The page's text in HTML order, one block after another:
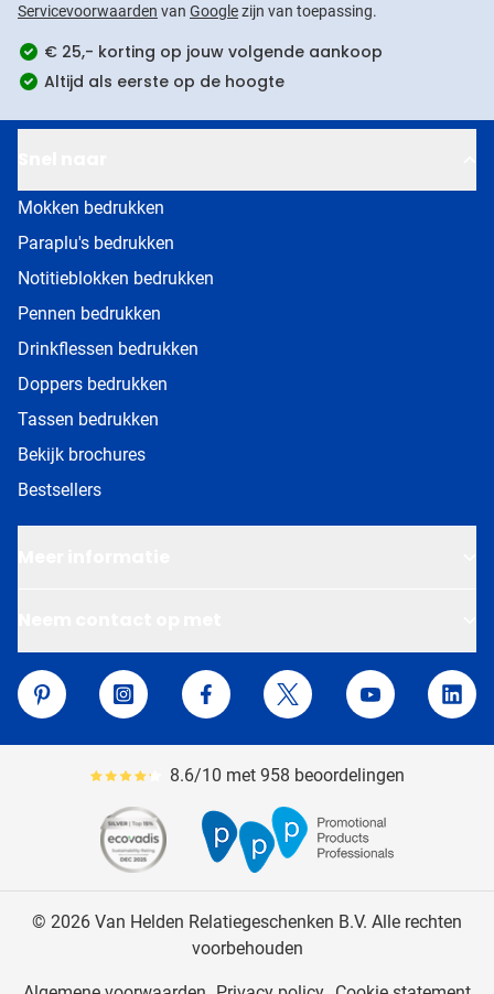
Servicevoorwaarden van Googlezijn van toepassing.
€ 25,- korting op jouw volgende aankoop
Altijd als eerste op de hoogte
Mokken bedrukken
Paraplu's bedrukken
Notitieblokken bedrukken
Pennen bedrukken
Drinkflessen bedrukken
Doppers bedrukken
Tassen bedrukken
Bekijk brochures
Bestsellers
Van Helden Relatiegeschenken
Pinterest
Instagram Facebook Twitter YouTube
Gemiddeld reviewpercentage is 86
8.6/10 met 958 beoordelingen
© 2026 Van Helden Relatiegeschenken B.V. Alle rechten
voorbehouden